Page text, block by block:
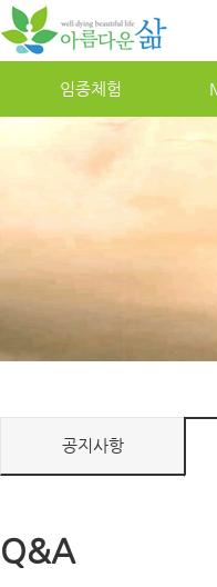
임종체험
공지사항
Q&A